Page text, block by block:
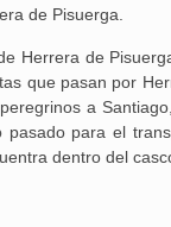
de Pisuerga.
Herrera de
que pasan por
a
para el
dentro del